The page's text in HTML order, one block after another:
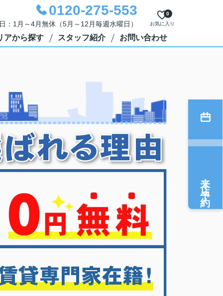
0120-275-553
1月～4月無休（5月～12月毎週水曜日） お気に入り
0
アから探す スタッフ紹介 お問い合わせ
来店予約